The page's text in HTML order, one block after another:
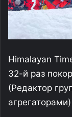
Himalayan
32-й раз
(Редактор
агрегаторами)